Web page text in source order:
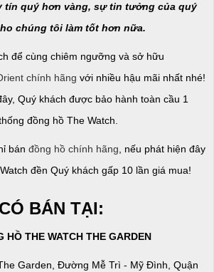
tín quý hơn vàng, sự tin tưởng của quý
chúng tôi làm tốt hơn nữa.
để cùng chiêm ngưỡng và sở hữu
chính hãng với nhiều hậu mãi nhất nhé!
Quý khách được bảo hành toàn cầu 1
đồng hồ The Watch.
bán đồng hồ chính hãng , nếu phát hiện đây
đền Quý khách gấp 10 lần giá mua!
BÁN TẠI:
HỒ THE WATCH THE GARDEN
Garden, Đường Mễ Trì - Mỹ Đình, Quận